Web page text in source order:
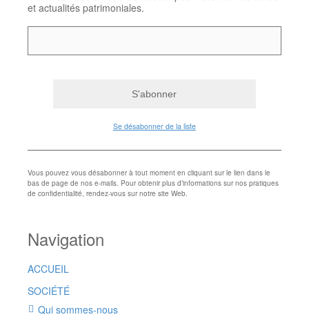
et actualités patrimoniales.
Se désabonner de la liste
Vous pouvez vous désabonner à tout moment en cliquant sur le lien dans le
bas de page de nos e-mails. Pour obtenir plus d’informations sur nos pratiques
de confidentialité, rendez-vous sur notre site Web.
Navigation
ACCUEIL
SOCIÉTÉ
Qui sommes-nous